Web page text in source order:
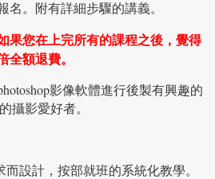
名。附有詳細步驟的講義。
果您在上完所有的課程之後，覺得
額退費。
影像軟體進行後製有興趣的
攝影愛好者。
設計，按部就班的系統化教學。